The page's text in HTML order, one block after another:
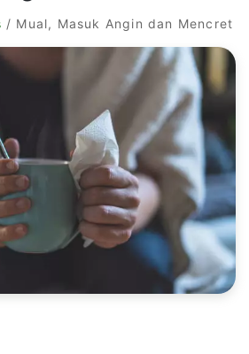
/ Mual, Masuk Angin dan Mencret